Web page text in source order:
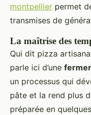
montpellier permet
transmises de
La maîtrise des
Qui dit pizza
parle ici d’une
un processus qui
pâte et la rend plus
préparée en